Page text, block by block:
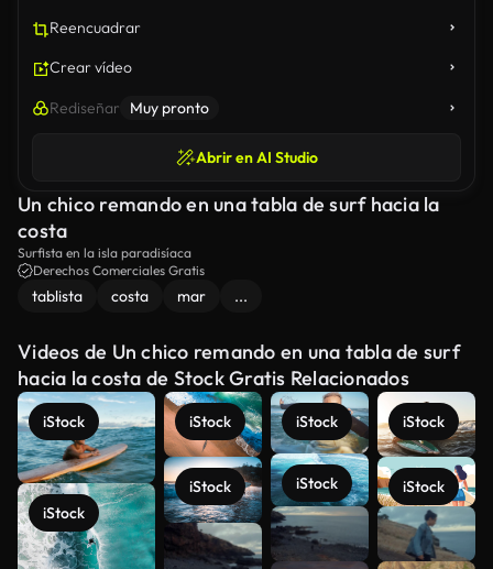
Reencuadrar
Crear vídeo
Rediseñar Muy pronto
Abrir en AI Studio
Un chico remando en una tabla de surf hacia la
costa
Surfista en la isla paradisíaca
Derechos Comerciales Gratis
tablista costa mar ...
Videos de Un chico remando en una tabla de surf
hacia la costa de Stock Gratis Relacionados
iStock
iStock
iStock
iStock
iStock
iStock
iStock
iStock
Ver más